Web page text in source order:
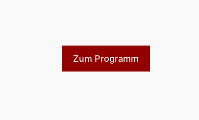
Zum Programm